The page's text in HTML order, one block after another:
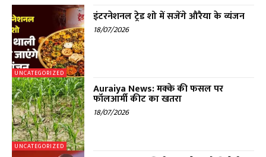
UNCATEGORIZED
इंटरनेशनल ट्रेड शो में सजेंगे औरैया के व्यंजन
18/07/2026
UNCATEGORIZED
Auraiya News: मक्के की फसल पर
फॉलआर्मी कीट का खतरा
18/07/2026